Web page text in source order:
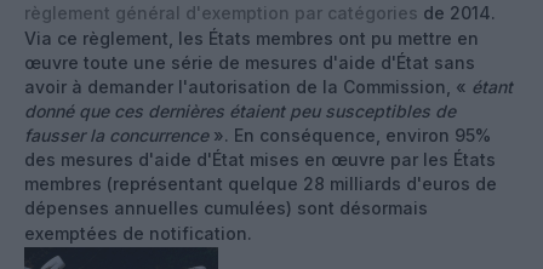
règlement général d'exemption par catégories de 2014.
Via ce règlement, les États membres ont pu mettre en
œuvre toute une série de mesures d'aide d'État sans
avoir à demander l'autorisation de la Commission, « étant
donné que ces dernières étaient peu susceptibles de
fausser la concurrence». En conséquence, environ 95%
des mesures d'aide d'État mises en œuvre par les États
membres (représentant quelque 28 milliards d'euros de
dépenses annuelles cumulées) sont désormais
exemptées de notification.